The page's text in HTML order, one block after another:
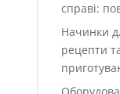
справі:
Начинки
рецепти